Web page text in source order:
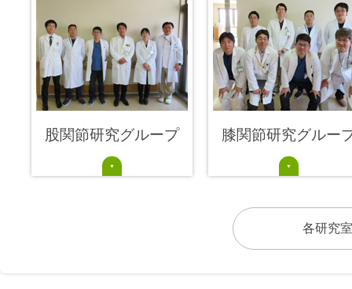
股関節研究グループ 膝関節研究グルー
各研究